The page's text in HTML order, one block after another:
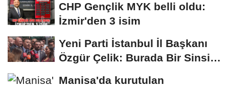
CHP Gençlik MYK belli oldu:
İzmir'den 3 isim
Yeni Parti İstanbul İl Başkanı
Özgür Çelik: Burada Bir Sinsi
Manisa'da kurutulan